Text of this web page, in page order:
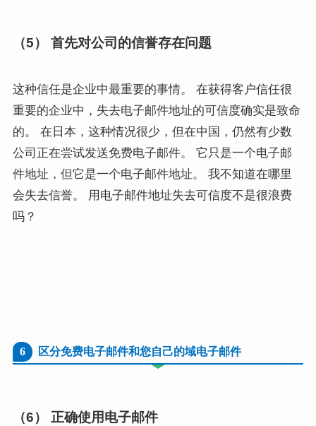
（5） 首先对公司的信誉存在问题
这种信任是企业中最重要的事情。 在获得客户信任很
重要的企业中，失去电子邮件地址的可信度确实是致命
的。 在日本，这种情况很少，但在中国，仍然有少数
公司正在尝试发送免费电子邮件。 它只是一个电子邮
件地址，但它是一个电子邮件地址。 我不知道在哪里
会失去信誉。 用电子邮件地址失去可信度不是很浪费
吗？
6 区分免费电子邮件和您自己的域电子邮件
（6） 正确使用电子邮件